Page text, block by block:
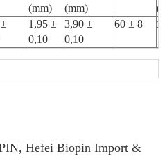
(mm)
(mm)
1,95 ±
0,10
3,90 ±
0,10
60 ± 8
Hefei Biopin Import &